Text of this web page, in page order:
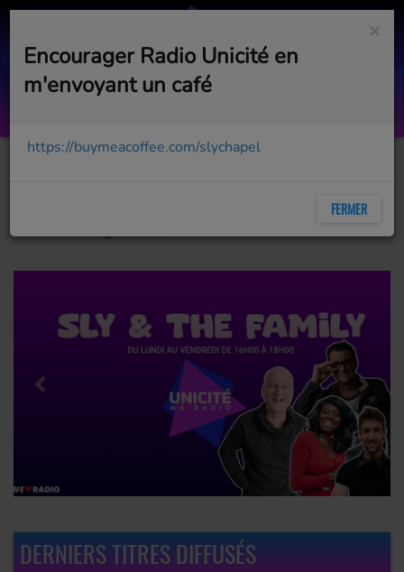
Intrumain
TOUS LES DIMANCHES À 18H00 ET DU LUNDI AU
JEUDI À 19H00
DERNIERS TITRES DIFFUSÉS
×
Encourager Radio Unicité en
m'envoyant un café
https://buymeacoffee.com/slychapel
FERMER